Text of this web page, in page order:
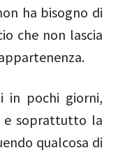
ha bisogno di
che non lascia
in pochi giorni,
e soprattutto la
qualcosa di